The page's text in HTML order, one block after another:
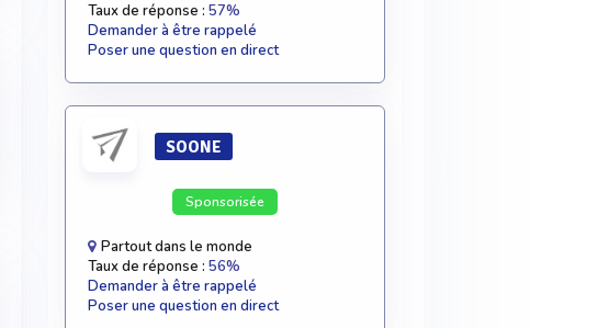
Taux de réponse : 57%
Demander à être rappelé
Poser une question en direct
SOONE
Sponsorisée
Partout dans le monde
Taux de réponse : 56%
Demander à être rappelé
Poser une question en direct